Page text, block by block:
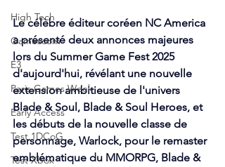
High Tech
Gamescom
E3
Paris Games Week
Early Access
Test 1DCoG
Test Xbox
Le célèbre éditeur coréen NC America
a présenté deux annonces majeures
lors du Summer Game Fest 2025
d'aujourd'hui, révélant une nouvelle
extension ambitieuse de l'univers
Blade & Soul, Blade & Soul Heroes, et
les débuts de la nouvelle classe de
personnage, Warlock, pour le remaster
emblématique du MMORPG, Blade &